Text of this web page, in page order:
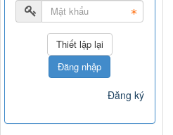
Đăng nhập
Đăng ký